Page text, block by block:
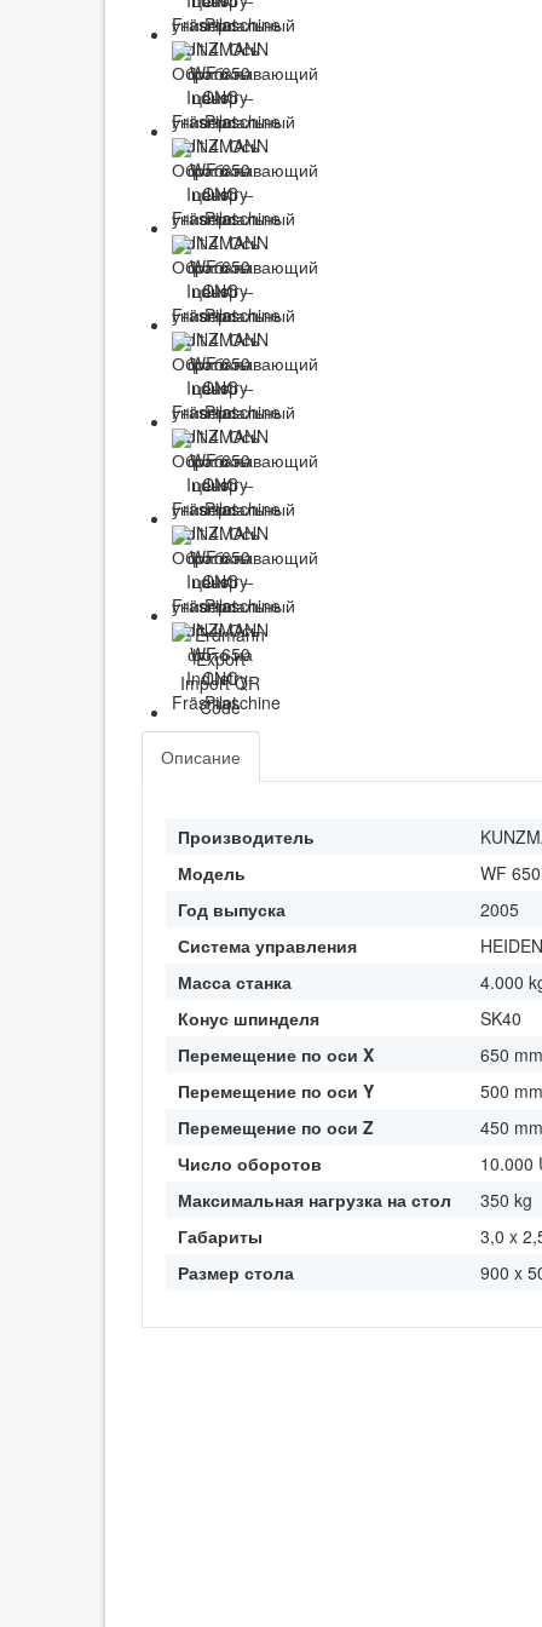
Описание
Производитель
Модель
WF 650
Год выпуска
2005
Система управления
Масса станка
4.000
Конус шпинделя
SK40
Перемещение по оси X
650 mm
Перемещение по оси Y
500 mm
Перемещение по оси Z
450 mm
Число оборотов
10.000
Максимальная нагрузка на стол
350 kg
Габариты
3,0 x
Размер стола
900 x